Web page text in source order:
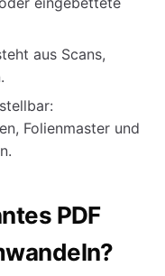
aus Scans,
Folienmaster und
PDF